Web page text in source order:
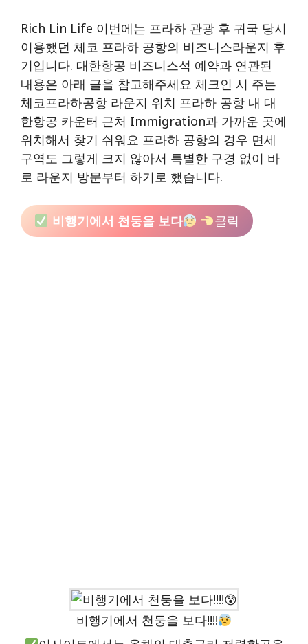
Rich Lin Life 이번에는 프라하 관광 후 귀국 당시
이용했던 체코 프라하 공항의 비즈니스라운지 후
기입니다. 대한항공 비즈니스석 예약과 연관된
내용은 아래 글을 참고해주세요 체크인 시 주는
체코프라하공항 라운지 위치 프라하 공항 내 대
한항공 카운터 근처 Immigration과 가까운 곳에
위치해서 찾기 쉬워요 프라하 공항의 경우 면세
구역도 그렇게 크지 않아서 특별한 구경 없이 바
로 라운지 방문부터 하기로 했습니다.
비행기에서 천둥을 보다 클릭
비행기에서 천둥을 보다!!!!